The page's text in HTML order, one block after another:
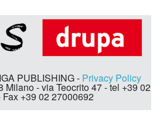
PUBLISHING - Privacy Policy
Milano - via Teocrito 47 - tel +39 02
+39 02 27000692